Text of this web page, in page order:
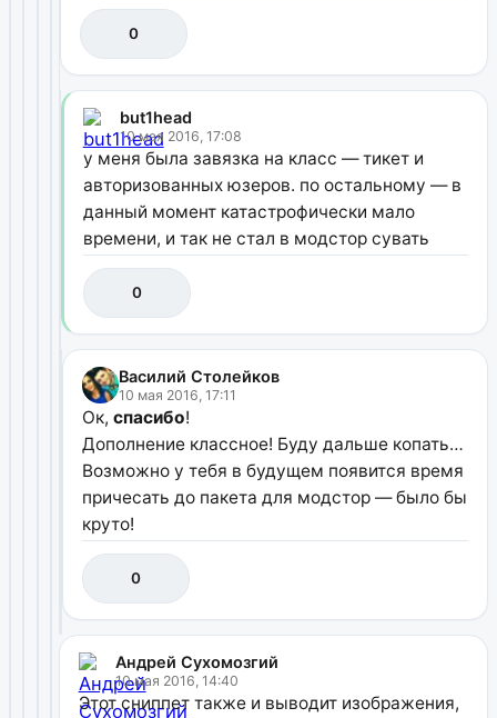
0
but1head
10 мая 2016, 17:08
у меня была завязка на класс — тикет и
авторизованных юзеров. по остальному — в
данный момент катастрофически мало
времени, и так не стал в модстор сувать
0
Василий Столейков
10 мая 2016, 17:11
Ок, спасибо!
Дополнение классное! Буду дальше копать…
Возможно у тебя в будущем появится время
причесать до пакета для модстор — было бы
круто!
0
Андрей Сухомозгий
10 мая 2016, 14:40
Этот сниппет также и выводит изображения,